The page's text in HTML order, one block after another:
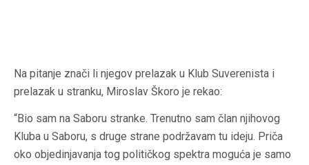
Na pitanje znači li njegov prelazak u Klub Suverenista i
prelazak u stranku, Miroslav Škoro je rekao:
“Bio sam na Saboru stranke. Trenutno sam član njihovog
Kluba u Saboru, s druge strane podržavam tu ideju. Priča
oko objedinjavanja tog političkog spektra moguća je samo